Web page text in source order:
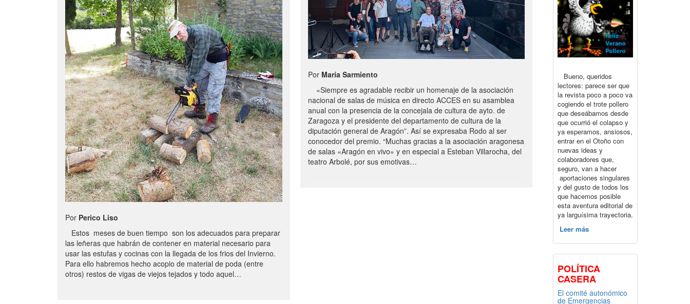
Por Perico Liso
Estos meses de buen tiempo son los adecuados para preparar
las leñeras que habrán de contener en material necesario para
usar las estufas y cocinas con la llegada de los frios del Invierno.
Para ello habremos hecho acopio de material de poda (entre
otros) restos de vigas de viejos tejados y todo aquel…
Por María Sarmiento
«Siempre es agradable recibir un homenaje de la asociación
nacional de salas de música en directo ACCES en su asamblea
anual con la presencia de la concejala de cultura de ayto. de
Zaragoza y el presidente del departamento de cultura de la
diputación general de Aragón”. Así se expresaba Rodo al ser
conocedor del premio. “Muchas gracias a la asociación aragonesa
de salas «Aragón en vivo» y en especial a Esteban Villarocha, del
teatro Arbolé, por sus emotivas…
Bueno, queridos
lectores: parece ser que
la revista poco a poco va
cogiendo el trote pollero
que deseábamos desde
que ocurrió el colapso y
ya esperamos, ansiosos,
entrar en el Otoño con
nuevas ideas y
colaboradores que,
seguro, van a hacer
aportaciones singulares
y del gusto de todos los
que hacemos posible
esta aventura editorial de
ya larguísima trayectoria.
Leer más
POLÍTICA
CASERA
El comité autonómico
de Emergencias